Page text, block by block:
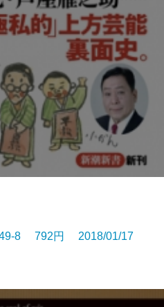
8 792円 2018/01/17